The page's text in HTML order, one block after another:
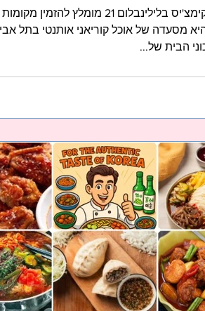
מסעדת קימצ'יס בלילינבלום 21 מומלץ
מסעדה של אוכל קוריאני אותנטי בתל
הבית של...